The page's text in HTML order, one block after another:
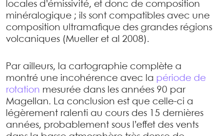
locales d’émissivité, et donc de composition
minéralogique ; ils sont compatibles avec une
composition ultramafique des grandes régions
volcaniques (Mueller et al 2008).
Par ailleurs, la cartographie complète a
montré une incohérence avec la période de
rotation mesurée dans les années 90 par
Magellan. La conclusion est que celle-ci a
légèrement ralenti au cours des 15 dernières
années, probablement sous l’effet des vents